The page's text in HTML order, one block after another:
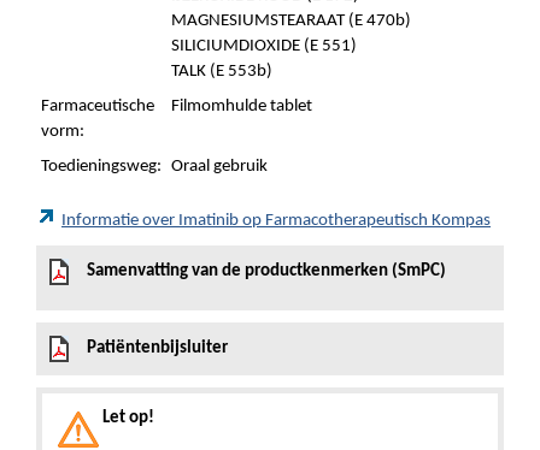
MAGNESIUMSTEARAAT (E 470b)
SILICIUMDIOXIDE (E 551)
TALK (E 553b)
Farmaceutische
vorm:
Filmomhulde tablet
Toedieningsweg: Oraal gebruik
Informatie over Imatinib op Farmacotherapeutisch Kompas
Samenvatting van de productkenmerken (SmPC)
Patiëntenbijsluiter
Let op!